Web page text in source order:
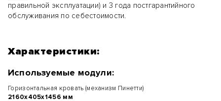
Характеристики:
Используемые модули:
Горизонтальная кровать (механизм Пинетти)
2160х405х1456 мм
правильной эксплуатации) и 3 года постгарантийного
обслуживания по себестоимости.